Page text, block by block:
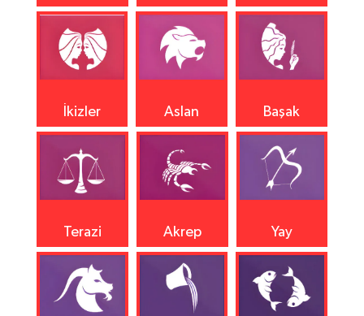
İkizler Aslan Başak
Terazi Akrep Yay